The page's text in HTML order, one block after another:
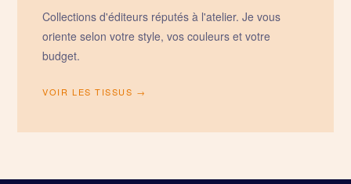
Collections d'éditeurs réputés à l'atelier. Je vous
oriente selon votre style, vos couleurs et votre
budget.
VOIR LES TISSUS →